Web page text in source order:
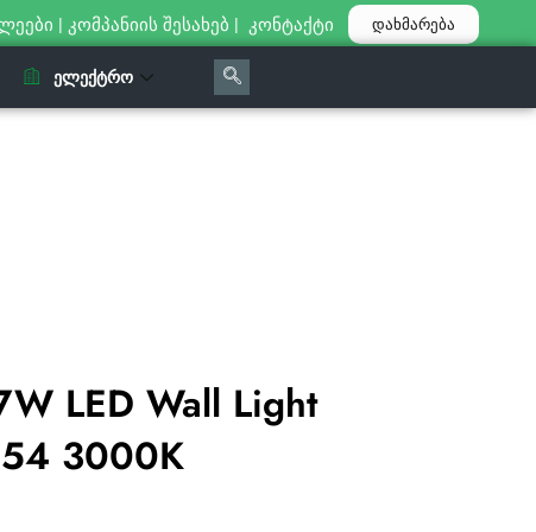
| კომპანიის შესახებ | კონტაქტი დახმარება
ᲔᲚᲔᲥᲢᲠᲝ
LED Wall Light
3000K